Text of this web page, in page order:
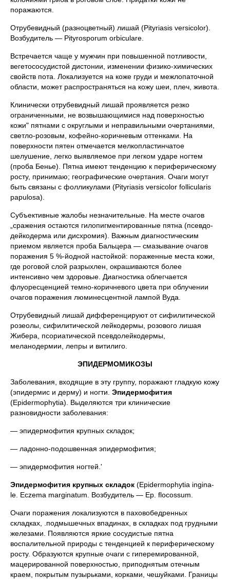
поражаются.
Отрубевидный (разноцветный) лишай (Pityriasis versicolor).
Возбудитель — Pityrosporum orbiculare.
Встречается чаще у мужчин при повышенной потливости,
вегетососудистой дистонии, изменении физико-химических
свойств пота. Локализуется на коже груди и межлопаточной
области, может распространяться на кожу шеи, плеч, живота.
Клинически отрубевидный лишай проявляется резко
ограниченными, не возвышающимися над поверхностью
кожи" пятнами с округлыми и неправильными очертаниями,
светло-розовым, кофейно-коричневым оттенками. На
поверхности пятен отмечается мелкопластинчатое
шелушение, легко выявляемое при легком ударе ногтем
(проба Бенье). Пятна имеют тенденцию к периферическому
росту, принимаю; географические очертания. Очаги могут
быть связаны с фолликулами (Pityriasis versicolor follicularis
papulosa).
Субъективные жалобы незначительные. На месте очагов
„сражения остаются гилопигментированные пятна (псевдо-
дейкодерма или дисхромия). Важным диагностическим
приемом является проба Бальцера — смазывание очагов
поражения 5 %-йодной настойкой: пораженные места кожи,
где роговой слой разрыхлен, окрашиваются более
интенсивно чем здоровые. Диагностика облегчается
флуоресценцией темно-коричневого цвета при облучении
очагов поражения люминесцентной лампой Вуда.
Отрубевидный лишай дифференцируют от сифилитической
розеолы, сифилитической лейкодермы, розового лишая
Жибера, псориатической псевдолейкодермы,
меланодермии, лепры и витилиго.
ЭПИДЕРМОМИКОЗЫ
Заболевания, входящие в эту группу, поражают гладкую кожу
(эпидермис и дерму) и ногти. Эпидермофития
(Epidermophytia). Выделяются три клинические
разновидности заболевания:
— эпидермофития крупных складок;
— ладонно-подошвенная эпидермофития;
— эпидермофития ногтей.'
Эпидермофития крупных складок (Epidermophytia ingina-
le. Eczema marginatum. Возбудитель — Ep. flocossum.
Очаги поражения локализуются в паховобедренных
складках, .подмышечных впадинах, в складках под грудными
железами. Появляются яркие сосудистые пятна
воспалительной природы с тенденцией к периферическому
росту. Образуются крупные очаги с гиперемированной,
мацерированной поверхностью, приподнятым отечным
краем, покрытым пузырьками, корками, чешуйками. Границы